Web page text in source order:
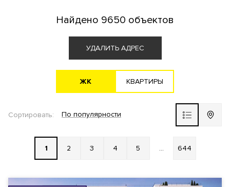
Все варианты
РАЙОН
ВЫБРАТЬ НА КАРТЕ
Найдено 9650 объектов
УДАЛИТЬ АДРЕС
ЖK KВАРТИРЫ
Сортировать: По популярности
1 2 3 4 5 ... 644